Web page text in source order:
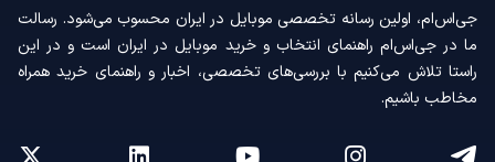
جی‌اس‌ام، اولین رسانه‌ تخصصی موبایل در ایران محسوب می‌شود. رسالت
ما در جی‌اس‌ام راهنمای انتخاب و خرید موبایل در ایران است و در این
راستا تلاش می‌کنیم با بررسی‌های تخصصی، اخبار و راهنمای خرید همراه
مخاطب باشیم.